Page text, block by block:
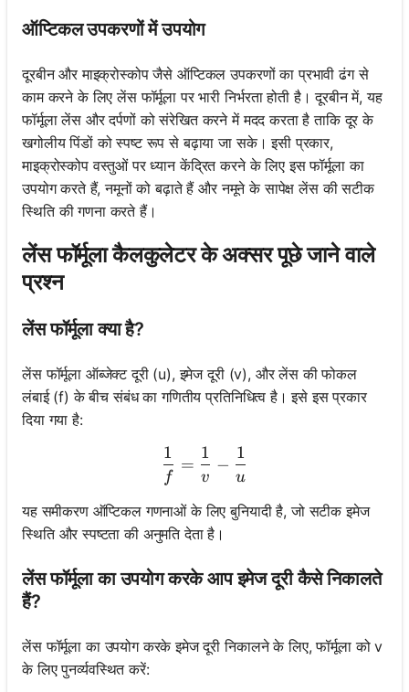
ऑप्टिकल उपकरणों में उपयोग
दूरबीन और माइक्रोस्कोप जैसे ऑप्टिकल उपकरणों का प्रभावी ढंग से
काम करने के लिए लेंस फॉर्मूला पर भारी निर्भरता होती है। दूरबीन में, यह
फॉर्मूला लेंस और दर्पणों को संरेखित करने में मदद करता है ताकि दूर के
खगोलीय पिंडों को स्पष्ट रूप से बढ़ाया जा सके। इसी प्रकार,
माइक्रोस्कोप वस्तुओं पर ध्यान केंद्रित करने के लिए इस फॉर्मूला का
उपयोग करते हैं, नमूनों को बढ़ाते हैं और नमूने के सापेक्ष लेंस की सटीक
स्थिति की गणना करते हैं।
लेंस फॉर्मूला कैलकुलेटर के अक्सर पूछे जाने वाले
प्रश्न
लेंस फॉर्मूला क्या है?
लेंस फॉर्मूला ऑब्जेक्ट दूरी (u), इमेज दूरी (v), और लेंस की फोकल
लंबाई (f) के बीच संबंध का गणितीय प्रतिनिधित्व है। इसे इस प्रकार
दिया गया है:
\frac{1}{f} = \frac{1}{v}
f
1
=
v
1
−
u
1
यह समीकरण ऑप्टिकल गणनाओं के लिए बुनियादी है, जो सटीक इमेज
स्थिति और स्पष्टता की अनुमति देता है।
लेंस फॉर्मूला का उपयोग करके आप इमेज दूरी कैसे निकालते
हैं?
लेंस फॉर्मूला का उपयोग करके इमेज दूरी निकालने के लिए, फॉर्मूला को v
के लिए पुनर्व्यवस्थित करें: